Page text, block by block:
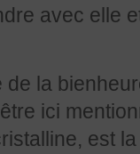
avec elle
la
ici
est